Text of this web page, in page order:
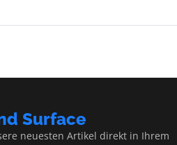
Surface
neuesten Artikel direkt in Ihrem